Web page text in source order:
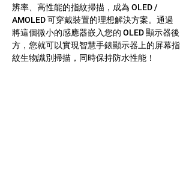
辨率、高性能的指紋掃描，成為 OLED /
AMOLED 可穿戴裝置的理想解決方案。通過
將這個微小的感應器嵌入您的 OLED 顯示器後
方，您就可以實現智慧手錶顯示器上的屏幕指
紋生物識別掃描，同時保持防水性能！